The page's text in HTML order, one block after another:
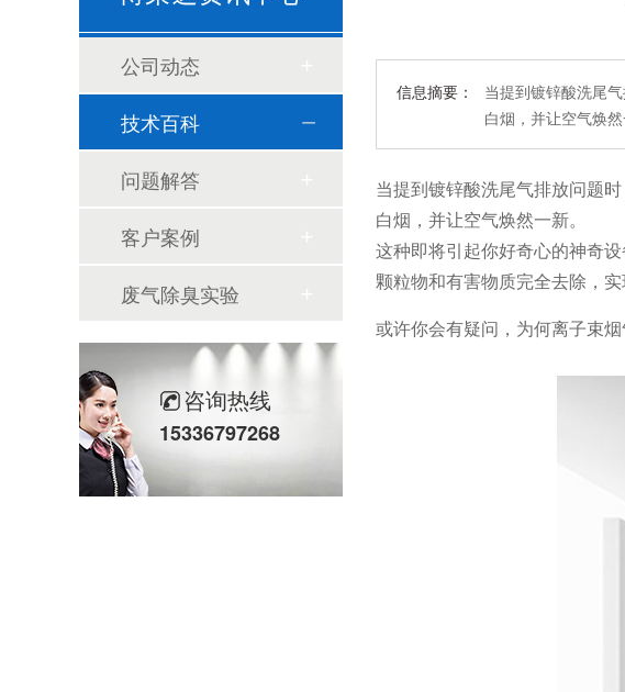
信息摘要：
当提到镀锌酸洗尾
白烟，并让空气焕
当提到镀锌酸洗尾气排放问题
白烟，并让空气焕然一新。
这种即将引起你好奇心的神奇
颗粒物和有害物质完全去除，实
或许你会有疑问，为何离子束
公司动态
技术百科
问题解答
客户案例
废气除臭实验
咨询热线
15336797268